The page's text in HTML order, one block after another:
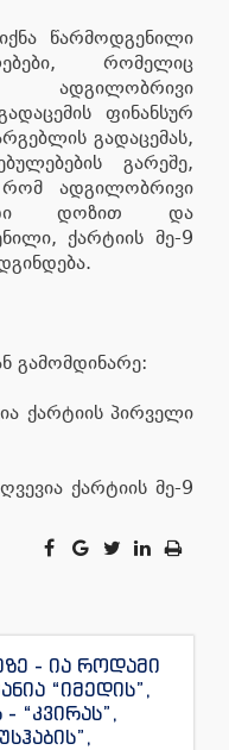
წარმოდგენილი
რომელიც
ფინანსურ
გადაცემას,
გარეშე,
ადგილობრივი
დოზით და
ქარტიის მე-9
გამომდინარე:
ქარტიის პირველი
ქარტიის მე-9
- ია როდამი
“იმედის”,
“კვირას”,